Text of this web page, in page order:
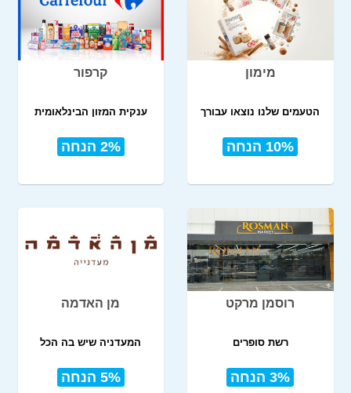
מימון
הטעמים שלנו נוצאו עבורך
10% הנחה
קרפור
ענקית המזון הבינלאומית
2% הנחה
רוסמן מרקט
רשת סופרים
3% הנחה
מן האדמה
המעדניה שיש בה הכל
5% הנחה